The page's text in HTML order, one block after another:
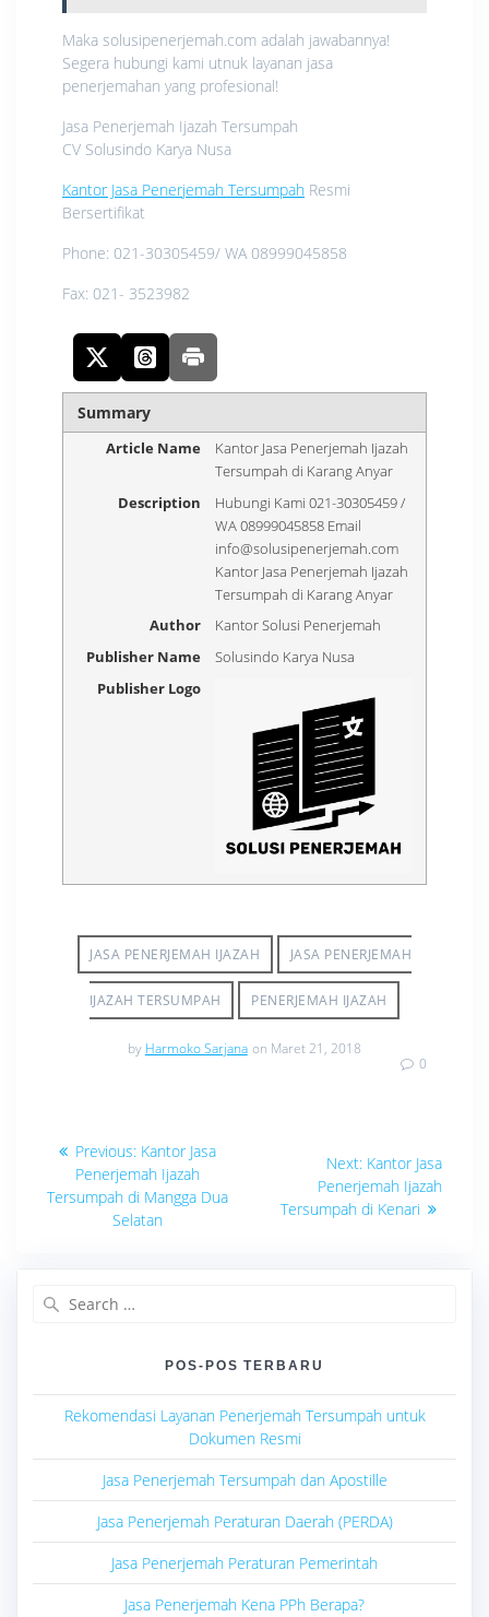
Maka solusipenerjemah.com adalah jawabannya!
Segera hubungi kami utnuk layanan jasa
penerjemahan yang profesional!
Jasa Penerjemah Ijazah Tersumpah
CV Solusindo Karya Nusa
Kantor Jasa Penerjemah Tersumpah Resmi
Bersertifikat
Phone: 021-30305459/ WA 08999045858
Fax: 021- 3523982
Summary
Article Name
Kantor Jasa Penerjemah Ijazah
Tersumpah di Karang Anyar
Description
Hubungi Kami 021-30305459 /
WA 08999045858 Email
info@solusipenerjemah.com
Kantor Jasa Penerjemah Ijazah
Tersumpah di Karang Anyar
Author
Kantor Solusi Penerjemah
Publisher Name
Solusindo Karya Nusa
Publisher Logo
JASA PENERJEMAH IJAZAH JASA PENERJEMAH
IJAZAH TERSUMPAH PENERJEMAH IJAZAH
by Harmoko Sarjana on Maret 21, 2018
0
Navigasi
pos
Previous: Previous
post:
Kantor Jasa
Penerjemah Ijazah
Tersumpah di Mangga Dua
Selatan
Next: Next
post:
Kantor Jasa
Penerjemah Ijazah
Tersumpah di Kenari
POS-POS TERBARU
Rekomendasi Layanan Penerjemah Tersumpah untuk
Dokumen Resmi
Jasa Penerjemah Tersumpah dan Apostille
Jasa Penerjemah Peraturan Daerah (PERDA)
Jasa Penerjemah Peraturan Pemerintah
Jasa Penerjemah Kena PPh Berapa?